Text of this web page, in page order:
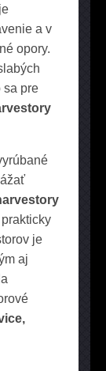
a v
opory.
sa pre
je
aj